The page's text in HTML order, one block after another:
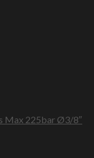
Max 225bar Ø3/8″